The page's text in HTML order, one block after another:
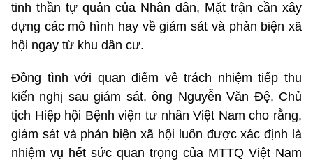
tinh thần tự quản của Nhân dân, Mặt trận cần xây
dựng các mô hình hay về giám sát và phản biện xã
hội ngay từ khu dân cư.
Đồng tình với quan điểm về trách nhiệm tiếp thu
kiến nghị sau giám sát, ông Nguyễn Văn Đệ, Chủ
tịch Hiệp hội Bệnh viện tư nhân Việt Nam cho rằng,
giám sát và phản biện xã hội luôn được xác định là
nhiệm vụ hết sức quan trọng của MTTQ Việt Nam